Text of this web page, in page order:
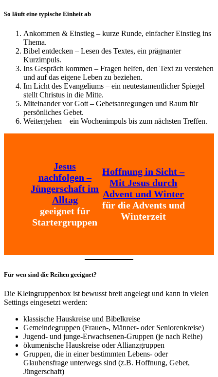
So läuft eine typische Einheit ab
Ankommen & Einstieg – kurze Runde, einfacher Einstieg ins
Thema.
Bibel entdecken – Lesen des Textes, ein prägnanter
Kurzimpuls.
Ins Gespräch kommen – Fragen helfen, den Text zu verstehen
und auf das eigene Leben zu beziehen.
Im Licht des Evangeliums – ein neutestamentlicher Spiegel
stellt Christus in die Mitte.
Miteinander vor Gott – Gebetsanregungen und Raum für
persönliches Gebet.
Weitergehen – ein Wochenimpuls bis zum nächsten Treffen.
Jesus
nachfolgen –
Jüngerschaft im
Alltag
geeignet für
Startergruppen
Hoffnung in Sicht –
Mit Jesus durch
Advent und Winter
für die Advents und
Winterzeit
Für wen sind die Reihen geeignet?
Die Kleingruppenbox ist bewusst breit angelegt und kann in vielen
Settings eingesetzt werden:
klassische Hauskreise und Bibelkreise
Gemeindegruppen (Frauen-, Männer- oder Seniorenkreise)
Jugend- und junge-Erwachsenen-Gruppen (je nach Reihe)
ökumenische Hauskreise oder Allianzgruppen
Gruppen, die in einer bestimmten Lebens- oder
Glaubensfrage unterwegs sind (z.B. Hoffnung, Gebet,
Jüngerschaft)